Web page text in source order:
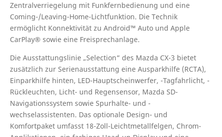
Zentralverriegelung mit Funkfernbedienung und eine
Coming-/Leaving-Home-Lichtfunktion. Die Technik
ermöglicht Konnektivität zu Android™ Auto und Apple
CarPlay® sowie eine Freisprechanlage.
Die Ausstattungslinie „Selection“ des Mazda CX-3 bietet
zusätzlich zur Serienausstattung eine Ausparkhilfe (RCTA),
Einparkhilfe hinten, LED-Hauptscheinwerfer, -Tagfahrlicht, -
Rückleuchten, Licht- und Regensensor, Mazda SD-
Navigationssystem sowie Spurhalte- und -
wechselassistenten. Das optionale Design- und
Komfortpaket umfasst 18-Zoll-Leichtmetallfelgen, Chrom-